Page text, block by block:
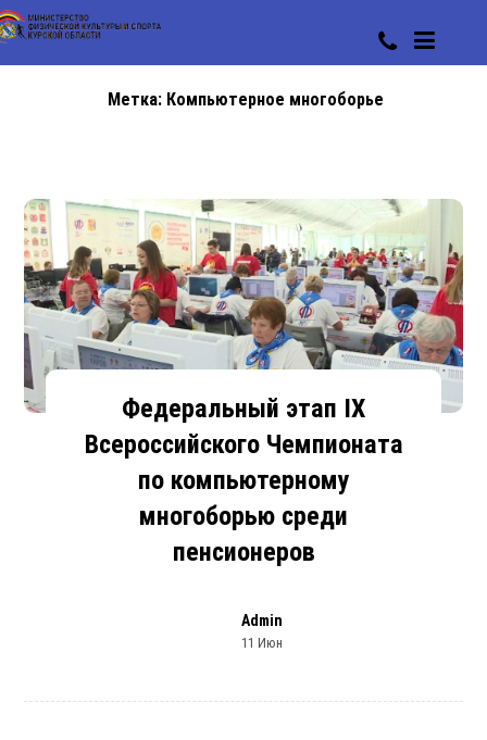
Метка: Компьютерное многоборье
Федеральный этап IX
Всероссийского Чемпионата
по компьютерному
многоборью среди
пенсионеров
Admin
11 Июн